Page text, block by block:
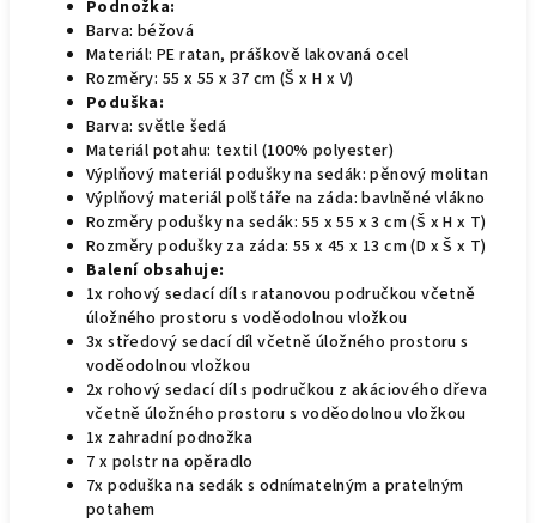
Podnožka:
Barva: béžová
Materiál: PE ratan, práškově lakovaná ocel
Rozměry: 55 x 55 x 37 cm (Š x H x V)
Poduška:
Barva: světle šedá
Materiál potahu: textil (100% polyester)
Výplňový materiál podušky na sedák: pěnový molitan
Výplňový materiál polštáře na záda: bavlněné vlákno
Rozměry podušky na sedák: 55 x 55 x 3 cm (Š x H x T)
Rozměry podušky za záda: 55 x 45 x 13 cm (D x Š x T)
Balení obsahuje:
1x rohový sedací díl s ratanovou područkou včetně
úložného prostoru s voděodolnou vložkou
3x středový sedací díl včetně úložného prostoru s
voděodolnou vložkou
2x rohový sedací díl s područkou z akáciového dřeva
včetně úložného prostoru s voděodolnou vložkou
1x zahradní podnožka
7 x polstr na opěradlo
7x poduška na sedák s odnímatelným a pratelným
potahem